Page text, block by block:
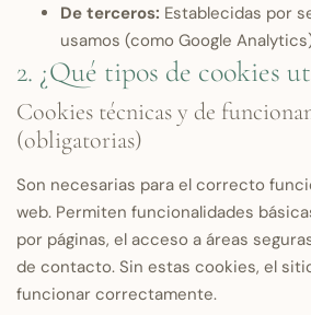
De terceros: Establecidas por
usamos (como Google
2. ¿Qué tipos de cookies
Cookies técnicas y de
(obligatorias)
Son necesarias para el correcto
web. Permiten funcionalidades
por páginas, el acceso a áreas
de contacto. Sin estas cookies, el
funcionar correctamente.